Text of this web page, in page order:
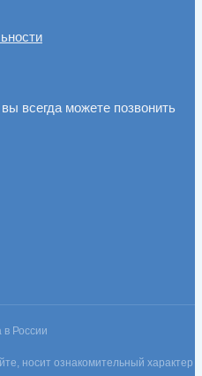
всегда можете позвонить
России
носит ознакомительный характер